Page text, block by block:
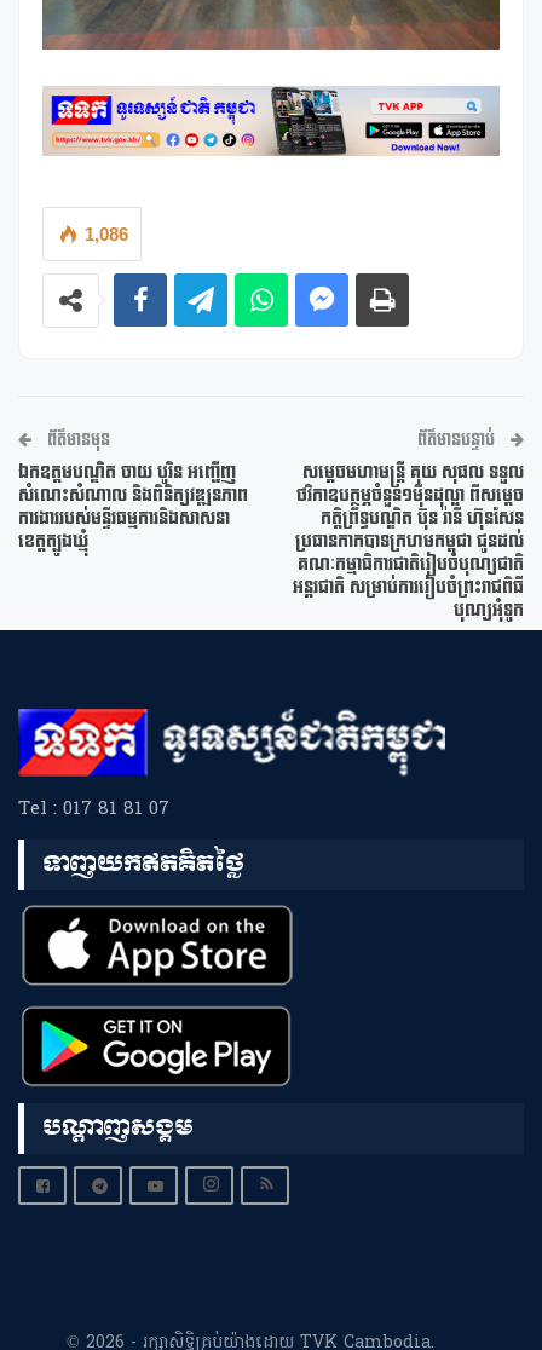
1,086
ព័ត៌មានមុន
ឯកឧត្តមបណ្ឌិត ចាយ បូរិន អញ្ជើញ
សំណេះសំណាល និងពិនិត្យវឌ្ឍនភាព
ការងាររបស់មន្ទីរធម្មការនិងសាសនា
ខេត្តត្បូងឃ្មុំ
ព័ត៌មានបន្ទាប់
សម្តេចមហាមន្ត្រី គុយ សុផល ទទួល
ថវិកាឧបត្ថម្ភចំនួន១មុឺនដុល្លា ពីសម្តេច
កត្តិព្រឹទ្ធបណ្ឌិត ប៊ុន រ៉ានី ហ៊ុនសែន
ប្រធានកាកបាទក្រហមកម្ពុជា ជូនដល់
គណៈកម្មាធិការជាតិរៀបចំបុណ្យជាតិ
អន្តរជាតិ សម្រាប់ការរៀបចំព្រះរាជពិធី
បុណ្យអុំទូក
Tel : 017 81 81 07
ទាញយកឥតគិតថ្លៃ
បណ្តាញសង្គម
© 2026 - រក្សាសិទ្ធិគ្រប់យ៉ាងដោយ TVK Cambodia.